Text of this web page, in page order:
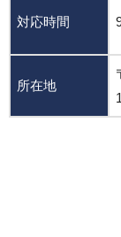
対応時間
所在地